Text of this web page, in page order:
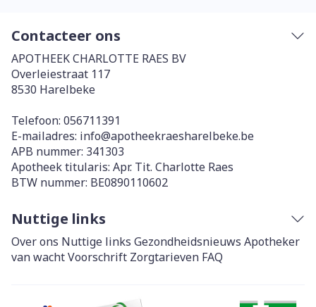
Contacteer ons
APOTHEEK CHARLOTTE RAES BV
Overleiestraat 117
8530 Harelbeke
Telefoon: 056711391
E-mailadres: info@apotheekraesharelbeke.be
APB nummer: 341303
Apotheek titularis: Apr. Tit. Charlotte Raes
BTW nummer: BE0890110602
Nuttige links
Over ons Nuttige links Gezondheidsnieuws Apotheker
van wachtVoorschrift Zorgtarieven FAQ